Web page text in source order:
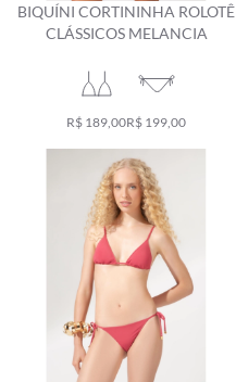
BIQUÍNI CORTININHA ROLOTÊ
CLÁSSICOS MELANCIA
R$ 189,00R$ 199,00